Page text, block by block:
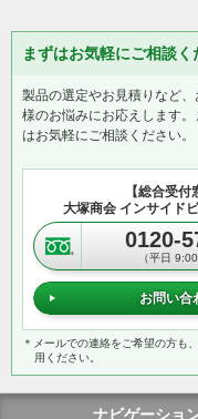
まずはお気軽にご相談く
製品の選定やお見積りなど、
様のお悩みにお応えします。
はお気軽にご相談ください。
【総合受付
大塚商会 インサイド
0120-
（平日
お問い合
＊メールでの連絡をご希望の方も
用ください。
ナビゲーショ